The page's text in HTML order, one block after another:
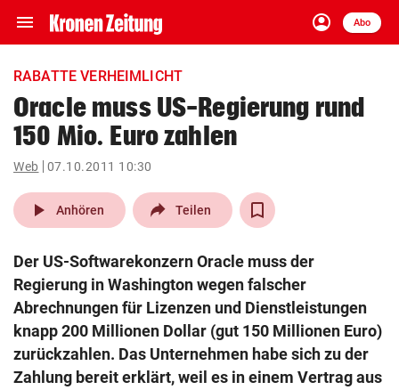
menu Navigation
ein-/ausklappen
account_circle
Anmelden
Abo
close Schließen
account_circle Anmelden
pin_drop
Wien arrow_right
search
Suchbegriff
eingeben
RABATTE VERHEIMLICHT
Oracle muss US-Regierung rund
150 Mio. Euro zahlen
Web 07.10.2011 10:30
play_arrow Anhören Teilen
Der US-Softwarekonzern Oracle muss der
Regierung in Washington wegen falscher
Abrechnungen für Lizenzen und Dienstleistungen
knapp 200 Millionen Dollar (gut 150 Millionen Euro)
zurückzahlen. Das Unternehmen habe sich zu der
Zahlung bereit erklärt, weil es in einem Vertrag aus